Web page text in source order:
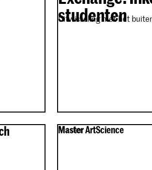
studenten
Uitwisseling met het
Master ArtScience
Master